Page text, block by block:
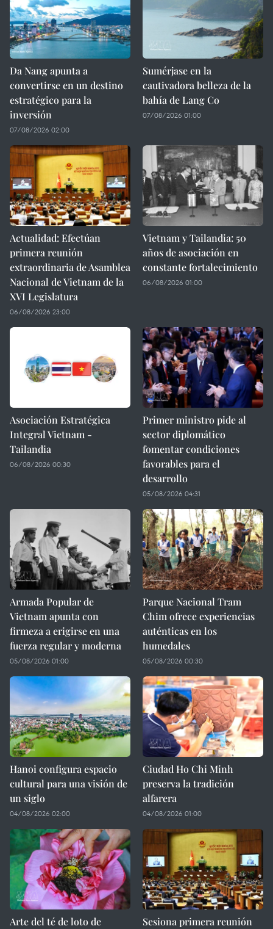
Da Nang apunta a
convertirse en un destino
estratégico para la
inversión
07/08/2026 02:00
Sumérjase en la
cautivadora belleza de la
bahía de Lang Co
07/08/2026 01:00
Actualidad: Efectúan
primera reunión
extraordinaria de Asamblea
Nacional de Vietnam de la
XVI Legislatura
06/08/2026 23:00
Vietnam y Tailandia: 50
años de asociación en
constante fortalecimiento
06/08/2026 01:00
Asociación Estratégica
Integral Vietnam -
Tailandia
06/08/2026 00:30
Primer ministro pide al
sector diplomático
fomentar condiciones
favorables para el
desarrollo
05/08/2026 04:31
Armada Popular de
Vietnam apunta con
firmeza a erigirse en una
fuerza regular y moderna
05/08/2026 01:00
Parque Nacional Tram
Chim ofrece experiencias
auténticas en los
humedales
05/08/2026 00:30
Hanoi configura espacio
cultural para una visión de
un siglo
04/08/2026 02:00
Ciudad Ho Chi Minh
preserva la tradición
alfarera
04/08/2026 01:00
Arte del té de loto de
Sesiona primera reunión